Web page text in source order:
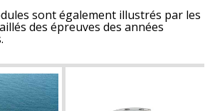
sont également illustrés par les
des épreuves des années